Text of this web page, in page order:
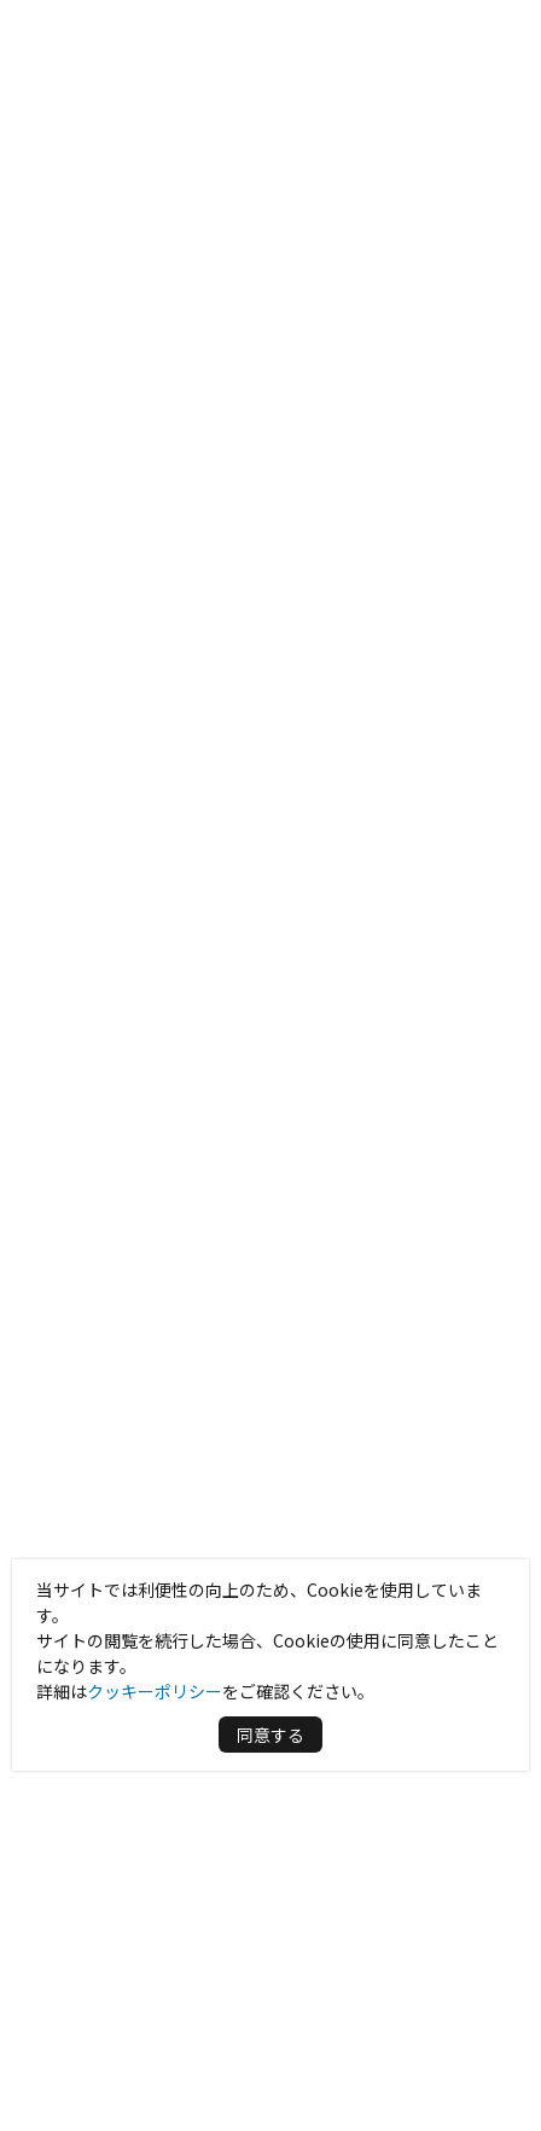
当サイトでは利便性の向上のため、Cookieを使用していま
す。
サイトの閲覧を続行した場合、Cookieの使用に同意したこと
になります。
詳細はクッキーポリシーをご確認ください。
同意する